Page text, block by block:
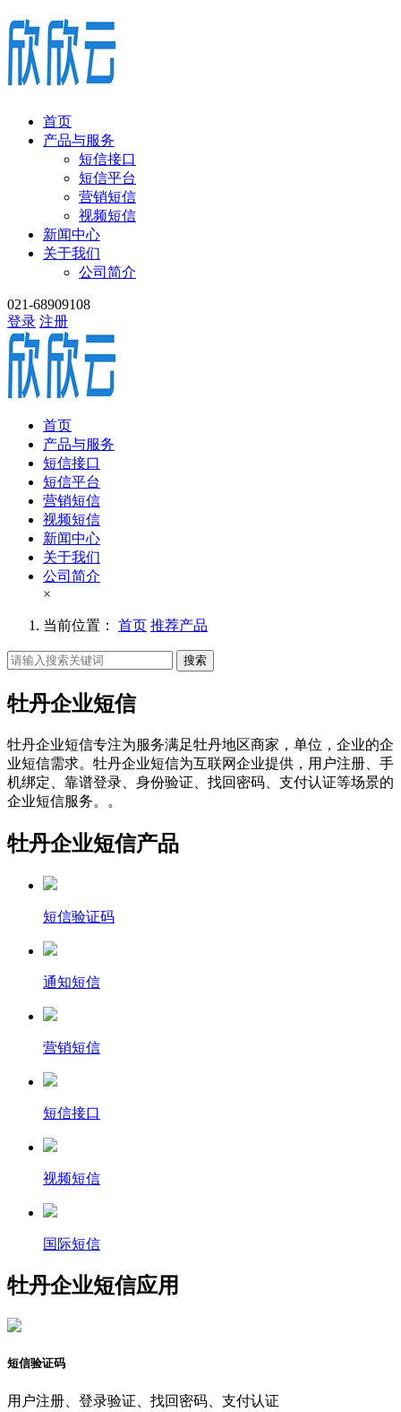
首页
产品与服务
短信接口
短信平台
营销短信
视频短信
新闻中心
关于我们
公司简介
021-68909108
登录 注册
首页
产品与服务
短信接口
短信平台
营销短信
视频短信
新闻中心
关于我们
公司简介
×
当前位置： 首页 推荐产品
搜索
牡丹企业短信
牡丹企业短信专注为服务满足牡丹地区商家，单位，企业的企
业短信需求。牡丹企业短信为互联网企业提供，用户注册、手
机绑定、靠谱登录、身份验证、找回密码、支付认证等场景的
企业短信服务。。
牡丹企业短信产品
短信验证码
通知短信
营销短信
短信接口
视频短信
国际短信
牡丹企业短信应用
短信验证码
用户注册、登录验证、找回密码、支付认证